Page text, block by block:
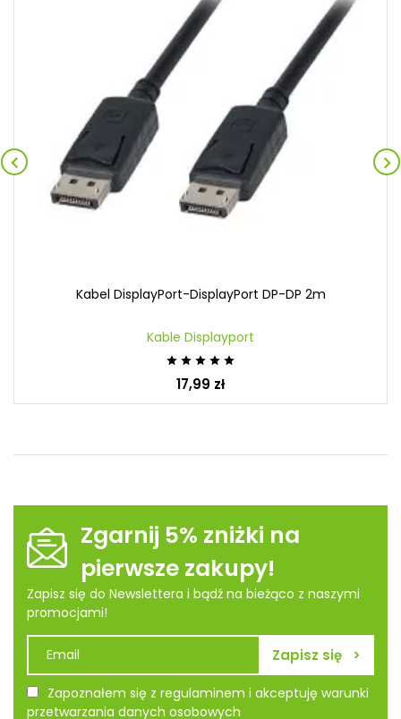

Kabel DisplayPort-DisplayPort DP-DP 2m
Kable Displayport
    
17,99 zł

Zgarnij 5% zniżki na
pierwsze zakupy!
Zapisz się do Newslettera i bądź na bieżąco z naszymi
promocjami!
Zapoznałem się z regulaminem i akceptuję warunki
przetwarzania danych osobowych